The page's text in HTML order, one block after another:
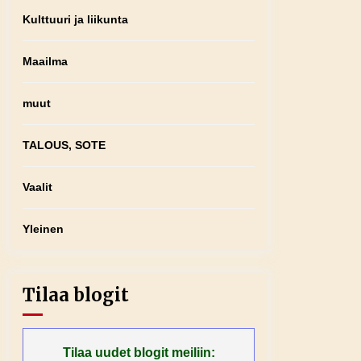
Kulttuuri ja liikunta
Maailma
muut
TALOUS, SOTE
Vaalit
Yleinen
Tilaa blogit
Tilaa uudet blogit meiliin: